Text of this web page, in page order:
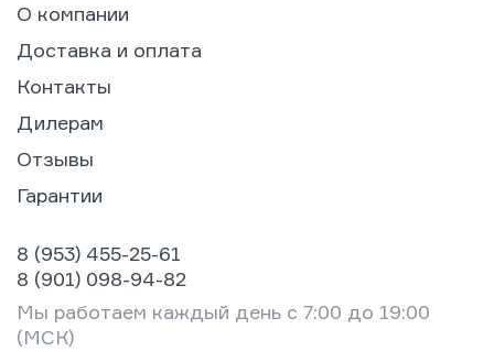
О компании
Доставка и оплата
Контакты
Дилерам
Отзывы
Гарантии
8 (953) 455-25-61
8 (901) 098-94-82
Мы работаем каждый день с 7:00 до 19:00
(МСК)